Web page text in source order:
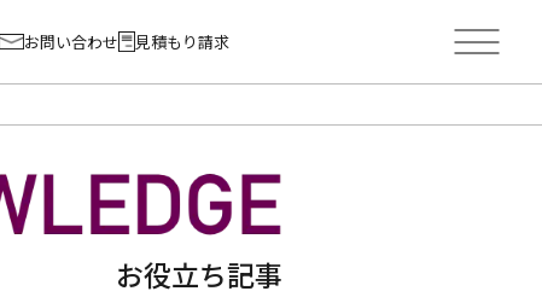
お問い合わせ 見積もり請求
お役立ち記事